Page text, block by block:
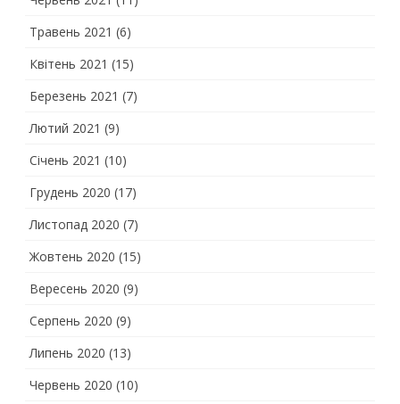
Травень 2021 (6)
Квітень 2021 (15)
Березень 2021 (7)
Лютий 2021 (9)
Січень 2021 (10)
Грудень 2020 (17)
Листопад 2020 (7)
Жовтень 2020 (15)
Вересень 2020 (9)
Серпень 2020 (9)
Липень 2020 (13)
Червень 2020 (10)